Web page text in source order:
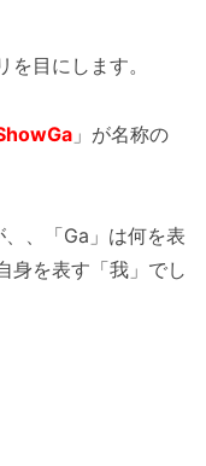
を目にします。
」が名称の
、、「Ga」は何を表
身を表す「我」でし